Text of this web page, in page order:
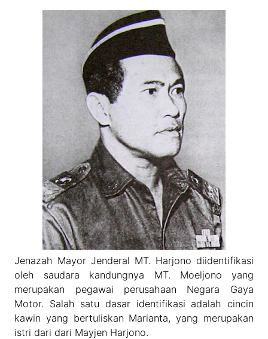
Jenazah Mayor Jenderal MT. Harjono diidentifikasi
oleh saudara kandungnya MT. Moeljono yang
merupakan pegawai perusahaan Negara Gaya
Motor. Salah satu dasar identifikasi adalah cincin
kawin yang bertuliskan Marianta, yang merupakan
istri dari dari Mayjen Harjono.